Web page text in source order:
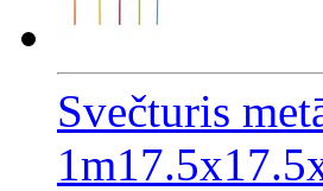
Svečturis